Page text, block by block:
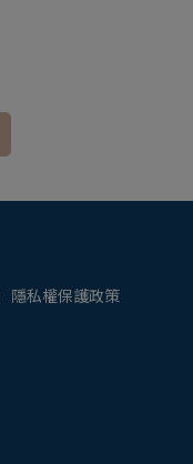
隱私權保護政策